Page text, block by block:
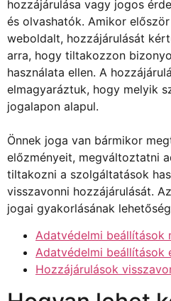
hozzájárulása vagy jogos
és olvashatók. Amikor
weboldalt, hozzájárulását
arra, hogy tiltakozzon
használata ellen. A
elmagyaráztuk, hogy melyik
jogalapon alapul.
Önnek joga van bármikor
előzményeit, megváltoztatni
tiltakozni a szolgáltatások
visszavonni hozzájárulását.
jogai gyakorlásának
Adatvédelmi beállítások
Adatvédelmi beállítások
Hozzájárulások